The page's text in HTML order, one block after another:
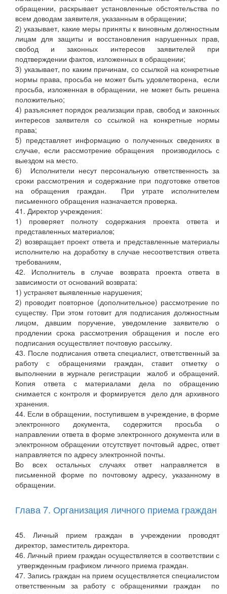
обращении, раскрывает установленные обстоятельства по
всем доводам заявителя, указанным в обращении;
2) указывает, какие меры приняты к виновным должностным
лицам для защиты и восстановления нарушенных прав,
свобод и законных интересов заявителей при
подтверждении фактов, изложенных в обращении;
3) указывает, по каким причинам, со ссылкой на конкретные
нормы права, просьба не может быть удовлетворена, если
просьба, изложенная в обращении, не может быть решена
положительно;
4) разъясняет порядок реализации прав, свобод и законных
интересов заявителя со ссылкой на конкретные нормы
права;
5) представляет информацию о полученных сведениях в
случае, если рассмотрение обращения производилось с
выездом на место.
6) Исполнители несут персональную ответственность за
сроки рассмотрения и содержание при подготовке ответов
на обращения граждан. При утрате исполнителем
письменного обращения назначается проверка.
41. Директор учреждения:
1) проверяет полноту содержания проекта ответа и
представленных материалов;
2) возвращает проект ответа и представленные материалы
исполнителю на доработку в случае несоответствия ответа
требованиям,
42. Исполнитель в случае возврата проекта ответа в
зависимости от оснований возврата:
1) устраняет выявленные нарушения;
2) проводит повторное (дополнительное) рассмотрение по
существу. При этом готовит для подписания должностным
лицом, давшим поручение, уведомление заявителю о
продлении срока рассмотрения обращения и после его
подписания осуществляет почтовую рассылку.
43. После подписания ответа специалист, ответственный за
работу с обращениями граждан, ставит отметку о
выполнении в журнале регистрации жалоб и обращений.
Копия ответа с материалами дела по обращению
снимается с контроля и формируется дело для архивного
хранения.
44. Если в обращении, поступившем в учреждение, в форме
электронного документа, содержится просьба о
направлении ответа в форме электронного документа или в
электронном обращении отсутствует почтовый адрес, ответ
направляется по адресу электронной почты.
Во всех остальных случаях ответ направляется в
письменной форме по почтовому адресу, указанному в
обращении.
Глава 7. Организация личного приема граждан
45. Личный прием граждан в учреждении проводят
директор, заместитель директора.
46. Личный прием граждан осуществляется в соответствии с
утвержденным графиком личного приема граждан.
47. Запись граждан на прием осуществляется специалистом
ответственным за работу с обращениями граждан по